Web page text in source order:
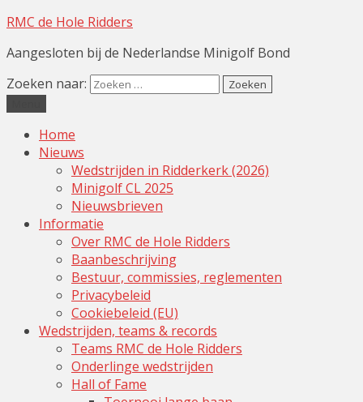
RMC de Hole Ridders
Aangesloten bij de Nederlandse Minigolf Bond
Zoeken naar:
Home
Nieuws
Wedstrijden in Ridderkerk (2026)
Minigolf CL 2025
Nieuwsbrieven
Informatie
Over RMC de Hole Ridders
Baanbeschrijving
Bestuur, commissies, reglementen
Privacybeleid
Cookiebeleid (EU)
Wedstrijden, teams & records
Teams RMC de Hole Ridders
Onderlinge wedstrijden
Hall of Fame